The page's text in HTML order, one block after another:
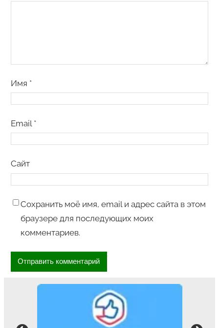
Имя *
Email *
Сайт
Сохранить моё имя, email и адрес сайта в этом
браузере для последующих моих
комментариев.